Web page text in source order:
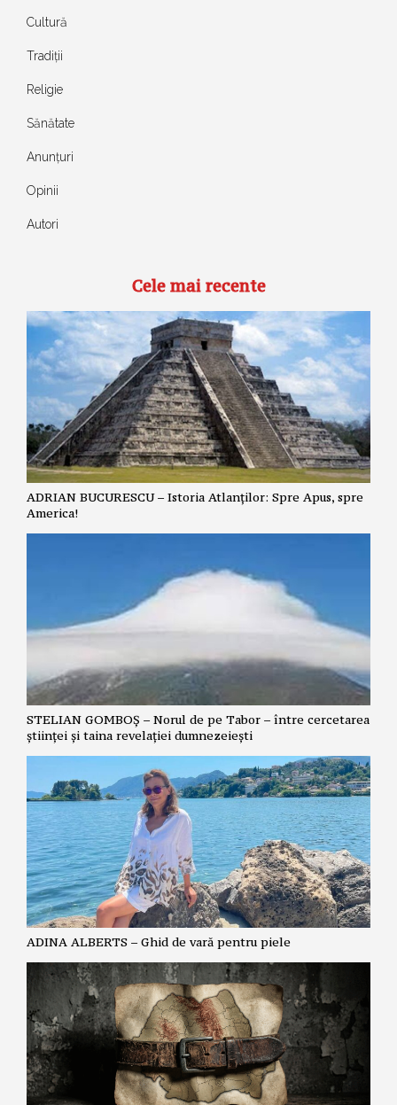
Cultură
Tradiții
Religie
Sănătate
Anunțuri
Opinii
Autori
Cele mai recente
ADRIAN BUCURESCU – Istoria Atlanților: Spre Apus, spre
America!
STELIAN GOMBOȘ – Norul de pe Tabor – între cercetarea
științei și taina revelației dumnezeiești
ADINA ALBERTS – Ghid de vară pentru piele